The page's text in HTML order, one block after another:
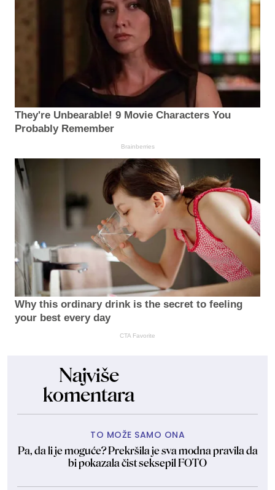
They're Unbearable! 9 Movie Characters You
Probably Remember
Brainberries
Why this ordinary drink is the secret to feeling
your best every day
CTA Favorite
Najviše
komentara
TO MOŽE SAMO ONA
Pa, da li je moguće? Prekršila je sva modna pravila da
bi pokazala čist seksepil FOTO